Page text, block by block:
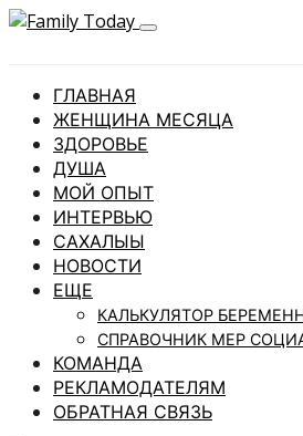
ГЛАВНАЯ
ЖЕНЩИНА МЕСЯЦА
ЗДОРОВЬЕ
ДУША
МОЙ ОПЫТ
ИНТЕРВЬЮ
САХАЛЫЫ
НОВОСТИ
ЕЩЕ
КАЛЬКУЛЯТОР
СПРАВОЧНИК МЕР
КОМАНДА
РЕКЛАМОДАТЕЛЯМ
ОБРАТНАЯ СВЯЗЬ